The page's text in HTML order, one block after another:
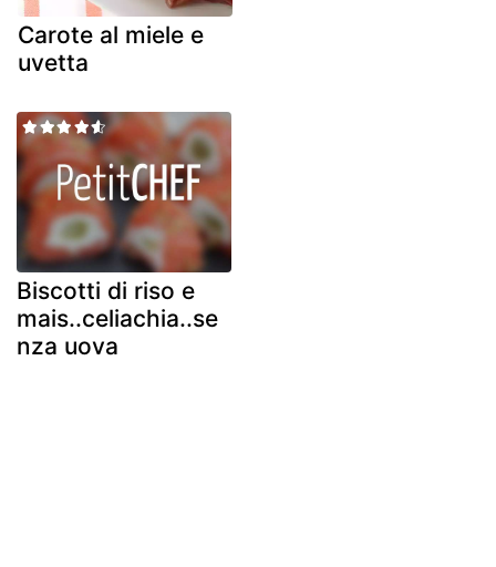
Carote al miele e
uvetta
Biscotti di riso e
mais..celiachia..se
nza uova